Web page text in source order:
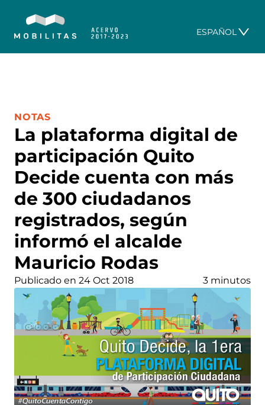
ESPAÑOL
La plataforma digital de
participación Quito
Decide cuenta con más
de 300 ciudadanos
registrados, según
informó el alcalde
Mauricio Rodas
CATEGORÍA:
NOTAS
Publicado en 24 Oct 2018 3 minutos